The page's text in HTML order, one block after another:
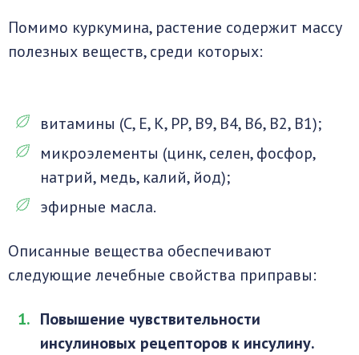
Помимо куркумина, растение содержит массу
полезных веществ, среди которых:
витамины (С, Е, К, РР, В9, В4, В6, В2, В1);
микроэлементы (цинк, селен, фосфор,
натрий, медь, калий, йод);
эфирные масла.
Описанные вещества обеспечивают
следующие лечебные свойства приправы:
Повышение чувствительности
инсулиновых рецепторов к инсулину.